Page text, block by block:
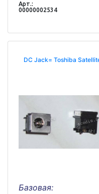
Арт.:
00000002534
DC Jack= Toshiba
Базовая: